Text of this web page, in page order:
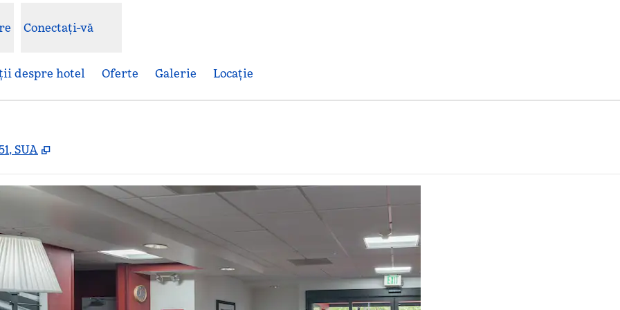
Conectați-vă
despre hotel Oferte Galerie Locaţie
SUA ,